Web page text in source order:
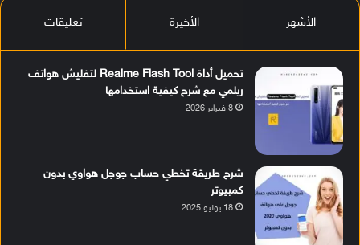
الأشهر الأخيرة تعليقات
تحميل أداة Realme Flash Tool لتفليش هواتف
ريلمي مع شرح كيفية استخدامها
8 فبراير 2026
شرح طريقة تخطي حساب جوجل هواوي بدون
كمبيوتر
18 يوليو 2025